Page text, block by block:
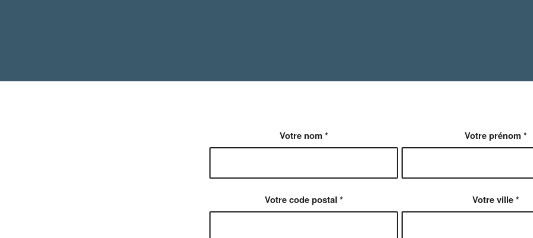
Votre nom* Votre prénom*
Votre code postal * Votre ville*